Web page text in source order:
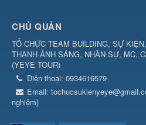
CHỦ QUẢN
TỔ CHỨC TEAM BUILDING, SỰ
THANH ÁNH SÁNG, NHÂN SỰ, MC,
(YEYE TOUR)
Điện thoại: 0934616579
Email:
nghiệm)